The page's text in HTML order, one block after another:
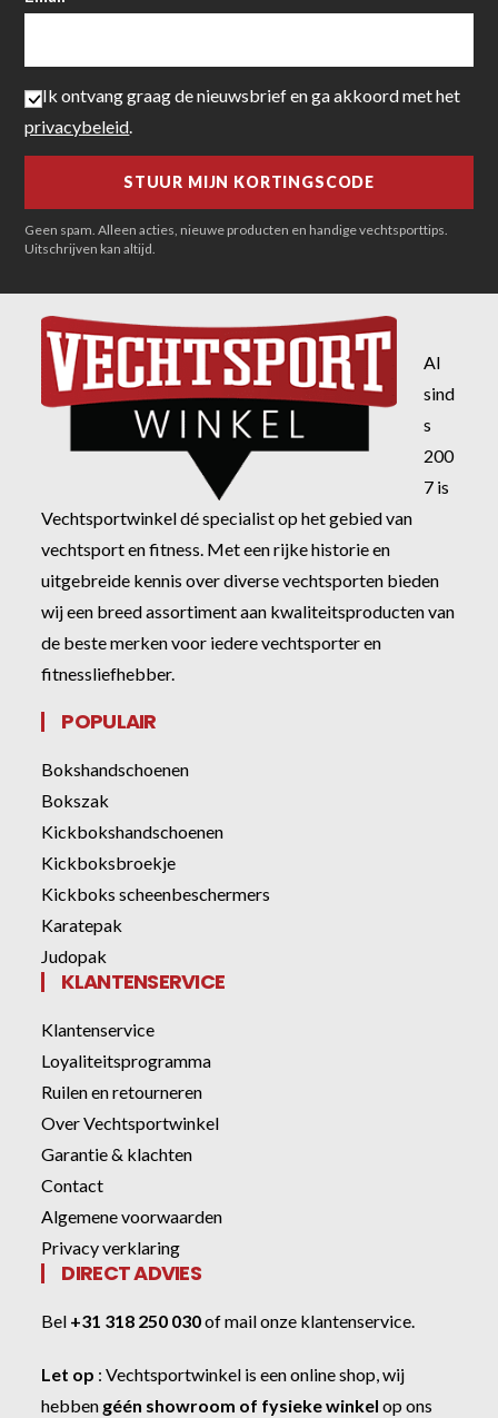
Ik ontvang graag de nieuwsbrief en ga akkoord met het
privacybeleid
Geen spam. Alleen acties, nieuwe producten en handige vechtsporttips.
Uitschrijven kan altijd.
Al
sind
s
200
7 is
Vechtsportwinkel dé specialist op het gebied van
vechtsport en fitness. Met een rijke historie en
uitgebreide kennis over diverse vechtsporten bieden
wij een breed assortiment aan kwaliteitsproducten van
de beste merken voor iedere vechtsporter en
fitnessliefhebber.
POPULAIR
Bokshandschoenen
Bokszak
Kickbokshandschoenen
Kickboksbroekje
Kickboks scheenbeschermers
Karatepak
Judopak
KLANTENSERVICE
Klantenservice
Loyaliteitsprogramma
Ruilen en retourneren
Over Vechtsportwinkel
Garantie & klachten
Contact
Algemene voorwaarden
Privacy verklaring
DIRECT ADVIES
Bel +31 318 250 030ofmail onze klantenservice
Let op :Vechtsportwinkel is een online shop, wij
hebben géén showroom of fysieke winkel op ons